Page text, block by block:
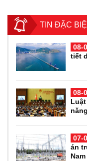
TIN ĐẶC
08-
tiết
08-
07-
án
Nam